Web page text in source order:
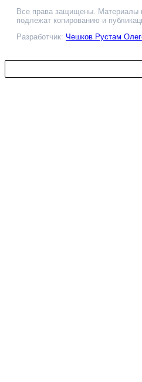
Все права защищены. Материалы
подлежат копированию и
Разработчик: Чешков Рустам